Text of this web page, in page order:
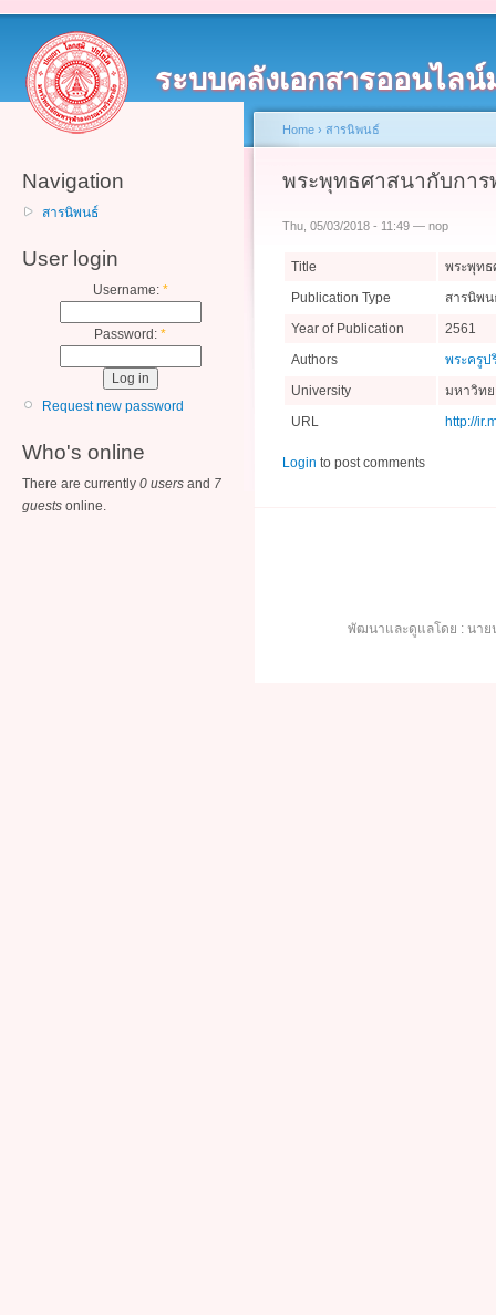
ระบบคลังเอกสารออนไล
Navigation
สารนิพนธ์
User login
Username: *
Password: *
Request new password
Who's online
There are currently 0 users and 7
guests online.
Home › สารนิพนธ์
พระพุทธศาสนากับกา
Thu, 05/03/2018 - 11:49 — nop
Title
พระพุท
Publication Type
สารนิพน
Year of Publication
2561
Authors
พระครูป
University
มหาวิท
URL
http://
Login to post comments
พัฒนาและดูแลโดย : นาย